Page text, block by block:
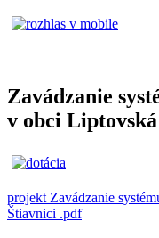
Zavádzanie
v obci
projekt Zavádzanie
Štiavnici .pdf